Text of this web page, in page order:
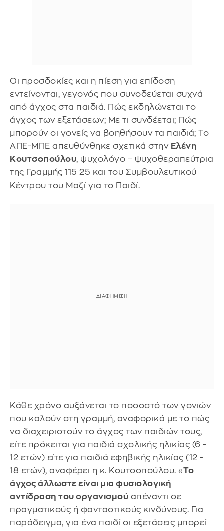
Οι προσδοκίες και η πίεση για επίδοση
εντείνονται, γεγονός που συνοδεύεται συχνά
από άγχος στα παιδιά. Πώς εκδηλώνεται το
άγχος των εξετάσεων; Με τι συνδέεται; Πώς
μπορούν οι γονείς να βοηθήσουν τα παιδιά; To
ΑΠΕ-ΜΠΕ απευθύνθηκε σχετικά στην Ελένη
Κουτσοπούλου, ψυχολόγο – ψυχοθεραπεύτρια
της Γραμμής 115 25 και του Συμβουλευτικού
Κέντρου του Μαζί για το Παιδί.
Κάθε χρόνο αυξάνεται το ποσοστό των γονιών
που καλούν στη γραμμή, αναφορικά με το πώς
να διαχειριστούν το άγχος των παιδιών τους,
είτε πρόκειται για παιδιά σχολικής ηλικίας (6 -
12 ετών) είτε για παιδιά εφηβικής ηλικίας (12 -
18 ετών), αναφέρει η κ. Κουτσοπούλου. «Το
άγχος άλλωστε είναι μια φυσιολογική
αντίδραση του οργανισμού απέναντι σε
πραγματικούς ή φανταστικούς κινδύνους. Για
παράδειγμα, για ένα παιδί οι εξετάσεις μπορεί